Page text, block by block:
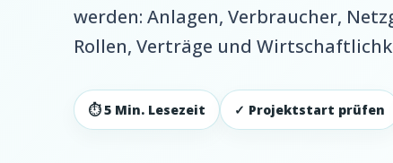
werden: Anlagen, Verbraucher,
Rollen, Verträge und
⏱ 5 Min. Lesezeit ✓ Projektstart prüfen